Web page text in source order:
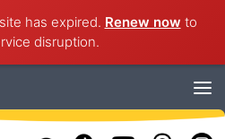
has expired. Renew now to
disruption.